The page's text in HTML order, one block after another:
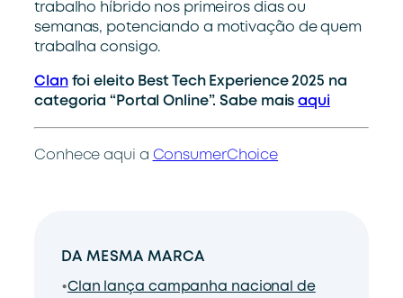
trabalho híbrido nos primeiros dias ou
semanas, potenciando a motivação de quem
trabalha consigo.
Clanfoi eleito Best Tech Experience 2025 na
categoria “Portal Online”. Sabe maisaqui
Conhece aqui a ConsumerChoice
DA MESMA MARCA
Clan lança campanha nacional de